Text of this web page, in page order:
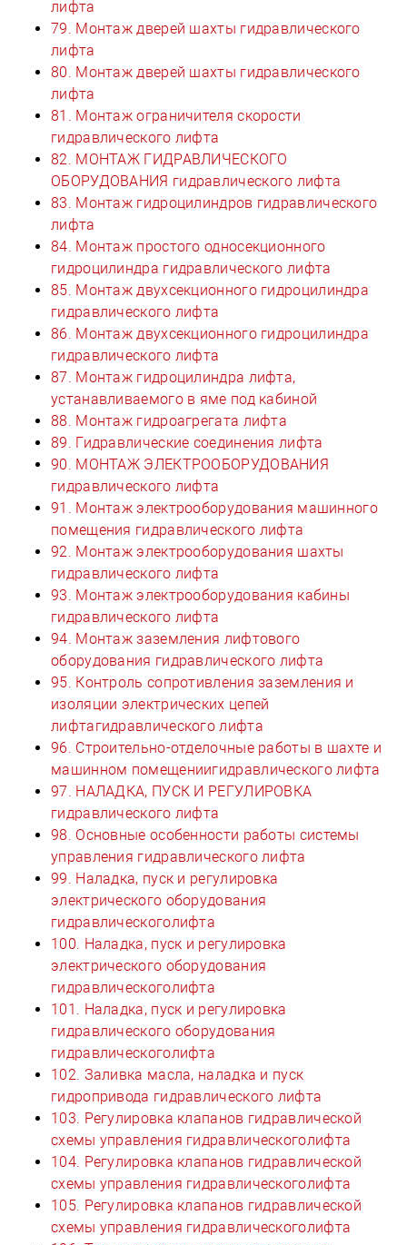
лифта
79. Монтаж дверей шахты гидравлического
лифта
80. Монтаж дверей шахты гидравлического
лифта
81. Монтаж ограничителя скорости
гидравлического лифта
82. МОНТАЖ ГИДРАВЛИЧЕСКОГО
ОБОРУДОВАНИЯ гидравлического лифта
83. Монтаж гидроцилиндров гидравлического
лифта
84. Монтаж простого односекционного
гидроцилиндра гидравлического лифта
85. Монтаж двухсекционного гидроцилиндра
гидравлического лифта
86. Монтаж двухсекционного гидроцилиндра
гидравлического лифта
87. Монтаж гидроцилиндра лифта,
устанавливаемого в яме под кабиной
88. Монтаж гидроагрегата лифта
89. Гидравлические соединения лифта
90. МОНТАЖ ЭЛЕКТРООБОРУДОВАНИЯ
гидравлического лифта
91. Монтаж электрооборудования машинного
помещения гидравлического лифта
92. Монтаж электрооборудования шахты
гидравлического лифта
93. Монтаж электрооборудования кабины
гидравлического лифта
94. Монтаж заземления лифтового
оборудования гидравлического лифта
95. Контроль сопротивления заземления и
изоляции электрических цепей
лифтагидравлического лифта
96. Строительно-отделочные работы в шахте и
машинном помещениигидравлического лифта
97. НАЛАДКА, ПУСК И РЕГУЛИРОВКА
гидравлического лифта
98. Основные особенности работы системы
управления гидравлического лифта
99. Наладка, пуск и регулировка
электрического оборудования
гидравлическоголифта
100. Наладка, пуск и регулировка
электрического оборудования
гидравлическоголифта
101. Наладка, пуск и регулировка
гидравлического оборудования
гидравлическоголифта
102. Заливка масла, наладка и пуск
гидропривода гидравлического лифта
103. Регулировка клапанов гидравлической
схемы управления гидравлическоголифта
104. Регулировка клапанов гидравлической
схемы управления гидравлическоголифта
105. Регулировка клапанов гидравлической
схемы управления гидравлическоголифта